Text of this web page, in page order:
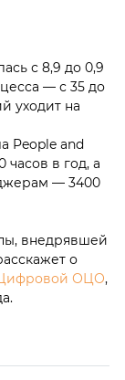
с 8,9 до 0,9
— с 35 до
уходит на
People and
в год, а
— 3400
внедрявшей
о
ОЦО,